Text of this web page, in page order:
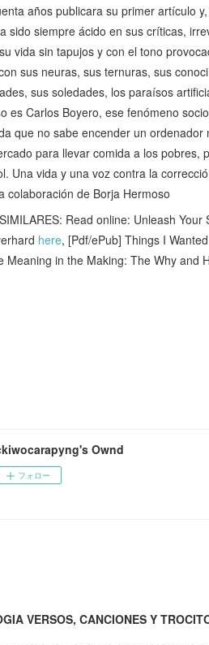
años publicara su primer artículo
sido siempre ácido en sus críticas,
vida sin tapujos y con el tono
sus neuras, sus ternuras, sus
sus soledades, los paraísos
es Carlos Boyero, ese fenómeno
que no sabe encender un
para llevar comida a los
Una vida y una voz contra la
colaboración de Borja Hermoso
Read online: Unleash
here, [Pdf/ePub] Things I
Meaning in the Making: The Why and
Ownd
フォロー
VERSOS, CANCIONES Y